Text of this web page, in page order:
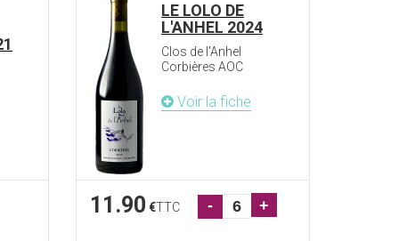
LE LOLO DE
L'ANHEL 2024
Clos de l'Anhel
Corbières AOC
Voir la fiche
11.90 €TTC - +